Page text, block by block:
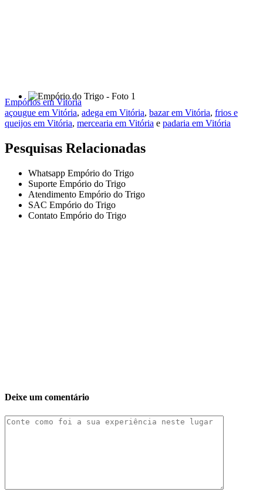
Empórios em Vitória
açougue em Vitória, adega em Vitória, bazar em Vitória, frios e
queijos em Vitória, mercearia em Vitória e padaria em Vitória
Pesquisas Relacionadas
Whatsapp Empório do Trigo
Suporte Empório do Trigo
Atendimento Empório do Trigo
SAC Empório do Trigo
Contato Empório do Trigo
Deixe um comentário